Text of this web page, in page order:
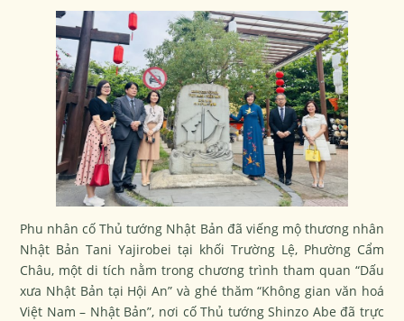
Phu nhân cố Thủ tướng Nhật Bản đã viếng mộ thương nhân
Nhật Bản Tani Yajirobei tại khối Trường Lệ, Phường Cẩm
Châu, một di tích nằm trong chương trình tham quan “Dấu
xưa Nhật Bản tại Hội An” và ghé thăm “Không gian văn hoá
Việt Nam – Nhật Bản”, nơi cố Thủ tướng Shinzo Abe đã trực